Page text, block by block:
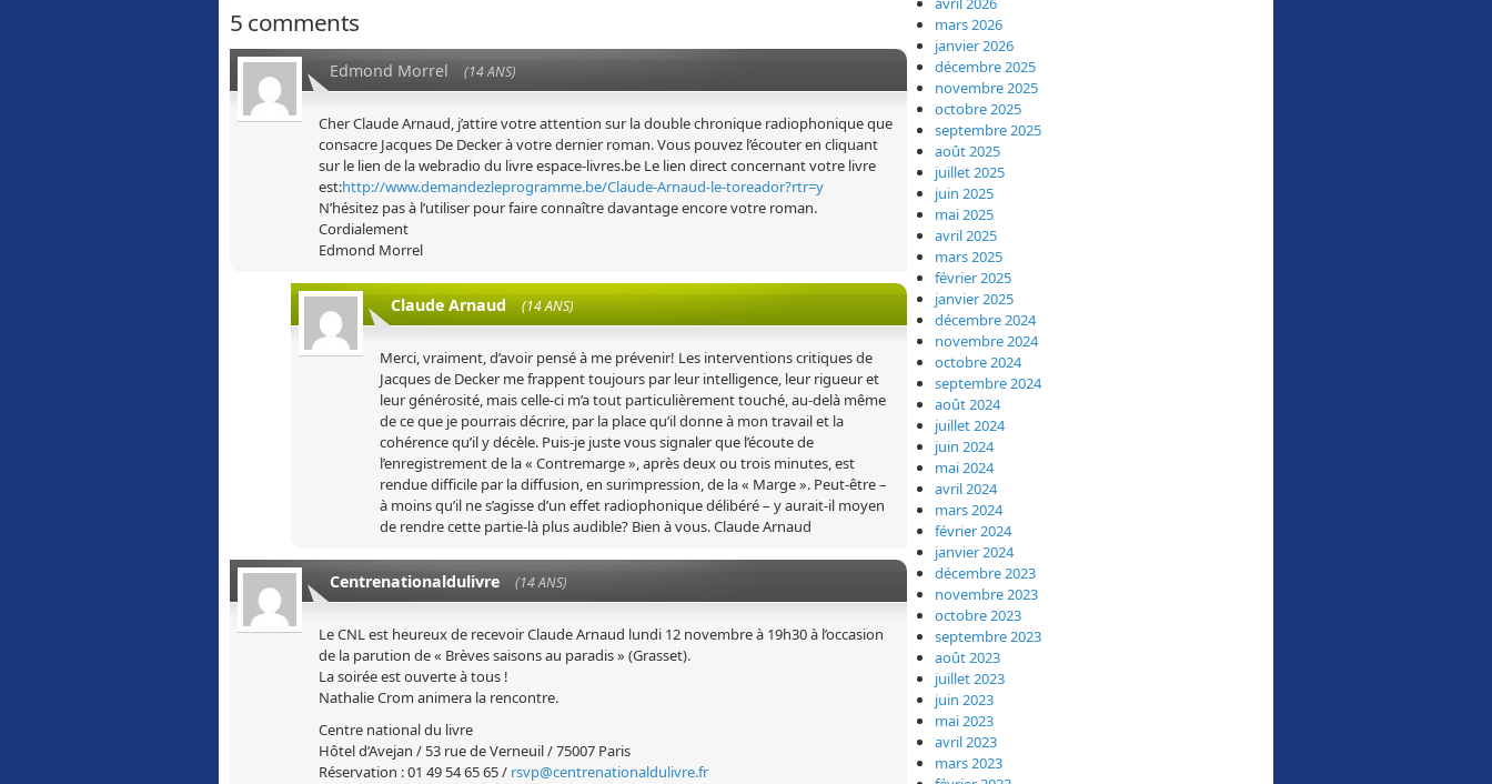
5 comments
Edmond Morrel (14 ANS)
Cher Claude Arnaud, j’attire votre attention sur la double chronique radiophonique que
consacre Jacques De Decker à votre dernier roman. Vous pouvez l’écouter en cliquant
sur le lien de la webradio du livre espace-livres.be Le lien direct concernant votre livre
est:http://www.demandezleprogramme.be/Claude-Arnaud-le-toreador?rtr=y
N’hésitez pas à l’utiliser pour faire connaître davantage encore votre roman.
Cordialement
Edmond Morrel
Claude Arnaud (14 ANS)
Merci, vraiment, d’avoir pensé à me prévenir! Les interventions critiques de
Jacques de Decker me frappent toujours par leur intelligence, leur rigueur et
leur générosité, mais celle-ci m’a tout particulièrement touché, au-delà même
de ce que je pourrais décrire, par la place qu’il donne à mon travail et la
cohérence qu’il y décèle. Puis-je juste vous signaler que l’écoute de
l’enregistrement de la « Contremarge », après deux ou trois minutes, est
rendue difficile par la diffusion, en surimpression, de la « Marge ». Peut-être –
à moins qu’il ne s’agisse d’un effet radiophonique délibéré – y aurait-il moyen
de rendre cette partie-là plus audible? Bien à vous. Claude Arnaud
Centrenationaldulivre (14 ANS)
Le CNL est heureux de recevoir Claude Arnaud lundi 12 novembre à 19h30 à l’occasion
de la parution de « Brèves saisons au paradis » (Grasset).
La soirée est ouverte à tous !
Nathalie Crom animera la rencontre.
Centre national du livre
Hôtel d’Avejan / 53 rue de Verneuil / 75007 Paris
Réservation : 01 49 54 65 65 / rsvp@centrenationaldulivre.fr
mars 2026
janvier 2026
décembre 2025
novembre 2025
octobre 2025
septembre 2025
août 2025
juillet 2025
juin 2025
mai 2025
avril 2025
mars 2025
février 2025
janvier 2025
décembre 2024
novembre 2024
octobre 2024
septembre 2024
août 2024
juillet 2024
juin 2024
mai 2024
avril 2024
mars 2024
février 2024
janvier 2024
décembre 2023
novembre 2023
octobre 2023
septembre 2023
août 2023
juillet 2023
juin 2023
mai 2023
avril 2023
mars 2023